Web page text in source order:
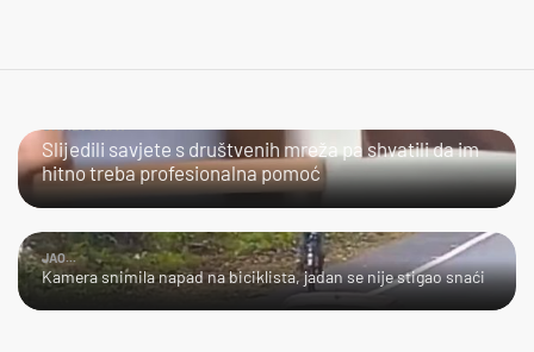
Slijedili savjete s društvenih mreža pa shvatili da im
hitno treba profesionalna pomoć
JAO...
Kamera snimila napad na biciklista, jadan se nije stigao snaći